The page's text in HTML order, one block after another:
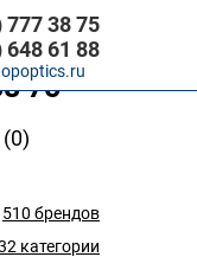
88
75
(0)
510 брендов
категории
777 38 75
648 61 88